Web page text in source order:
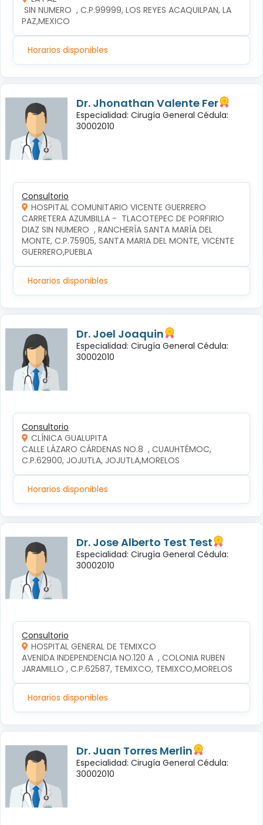
PAZ,MEXICO
Horarios disponibles
Dr. Jhonathan Valente Fer
Especialidad: Cirugía General Cédula:
30002010
Consultorio
HOSPITAL COMUNITARIO VICENTE GUERRERO
CARRETERA AZUMBILLA -  TLACOTEPEC DE PORFIRIO
DIAZ SIN NUMERO  , RANCHERÍA SANTA MARÍA DEL
MONTE, C.P.75905, SANTA MARIA DEL MONTE, VICENTE
GUERRERO,PUEBLA
Horarios disponibles
Dr. Joel Joaquin
Especialidad: Cirugía General Cédula:
30002010
Consultorio
CLÍNICA GUALUPITA
CALLE LÁZARO CÁRDENAS NO.8  , CUAUHTÉMOC,
C.P.62900, JOJUTLA, JOJUTLA,MORELOS
Horarios disponibles
Dr. Jose Alberto Test Test
Especialidad: Cirugía General Cédula:
30002010
Consultorio
HOSPITAL GENERAL DE TEMIXCO
AVENIDA INDEPENDENCIA NO.120 A  , COLONIA RUBEN
JARAMILLO , C.P.62587, TEMIXCO, TEMIXCO,MORELOS
Horarios disponibles
Dr. Juan Torres Merlin
Especialidad: Cirugía General Cédula:
30002010